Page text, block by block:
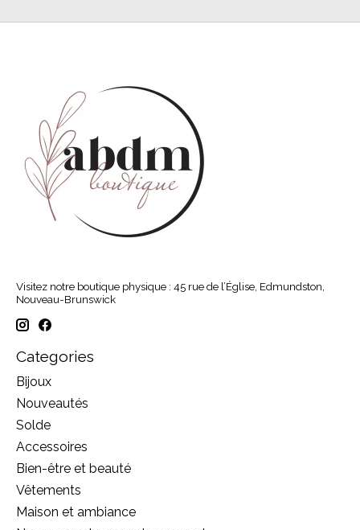
Visitez notre boutique physique : 45 rue de l’Église, Edmundston,
Nouveau-Brunswick
Categories
Bijoux
Nouveautés
Solde
Accessoires
Bien-être et beauté
Vêtements
Maison et ambiance